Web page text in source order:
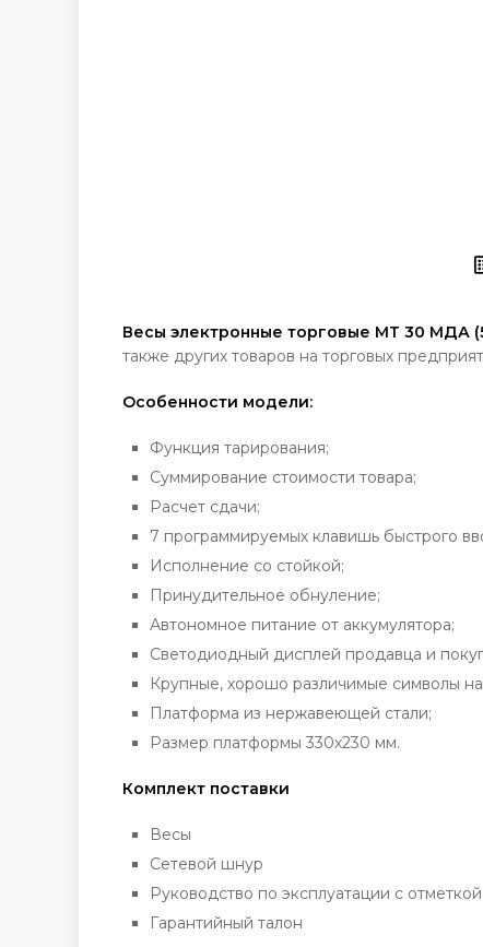
Весы электронные торговые МТ 30 МДА
также других товаров на торговых
Особенности модели:
Функция тарирования;
Суммирование стоимости товара;
Расчет сдачи;
7 программируемых клавишь быстрого
Исполнение со стойкой;
Принудительное обнуление;
Автономное питание от аккумулятора;
Светодиодный дисплей продавца и
Крупные, хорошо различимые символы
Платформа из нержавеющей стали;
Размер платформы 330х230 мм.
Комплект поставки
Весы
Сетевой шнур
Руководство по эксплуатации с
Гарантийный талон